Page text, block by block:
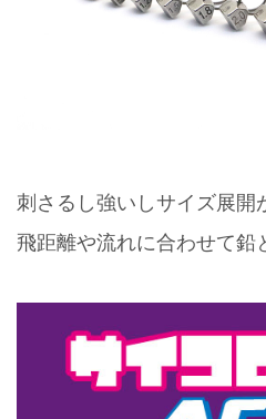
刺さるし強いしサイズ展開
飛距離や流れに合わせて鉛